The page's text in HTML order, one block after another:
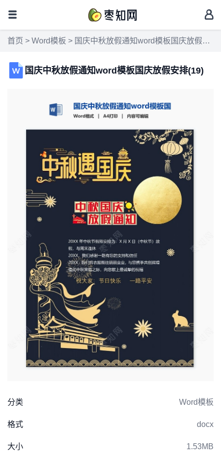
首页 > Word模板 > 国庆中秋放假通知word模板国庆放假安排(19)
国庆中秋放假通知word模板国庆放假安排(19)
分类 Word模板
格式 docx
大小 1.53MB